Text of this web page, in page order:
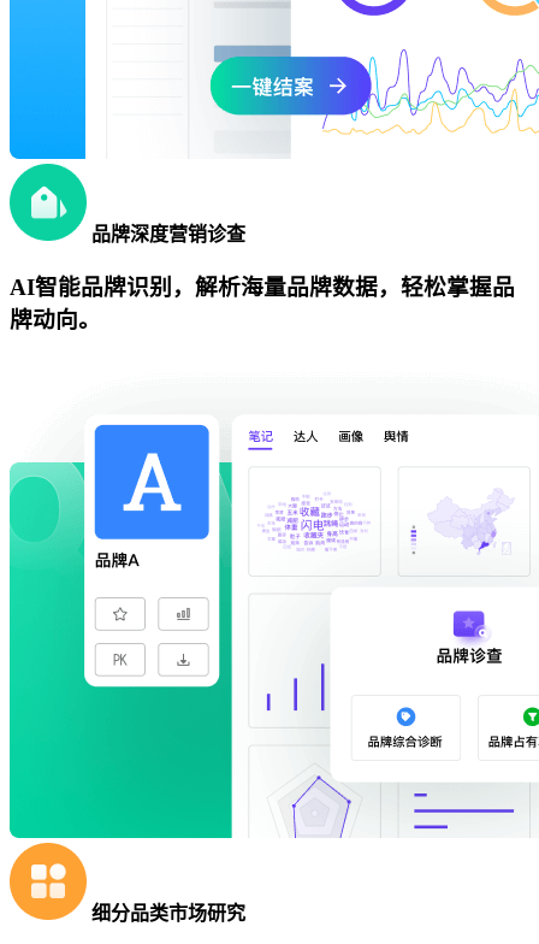
品牌深度营销诊查
AI智能品牌识别，解析海量品牌数据，轻松掌握品
牌动向。
细分品类市场研究